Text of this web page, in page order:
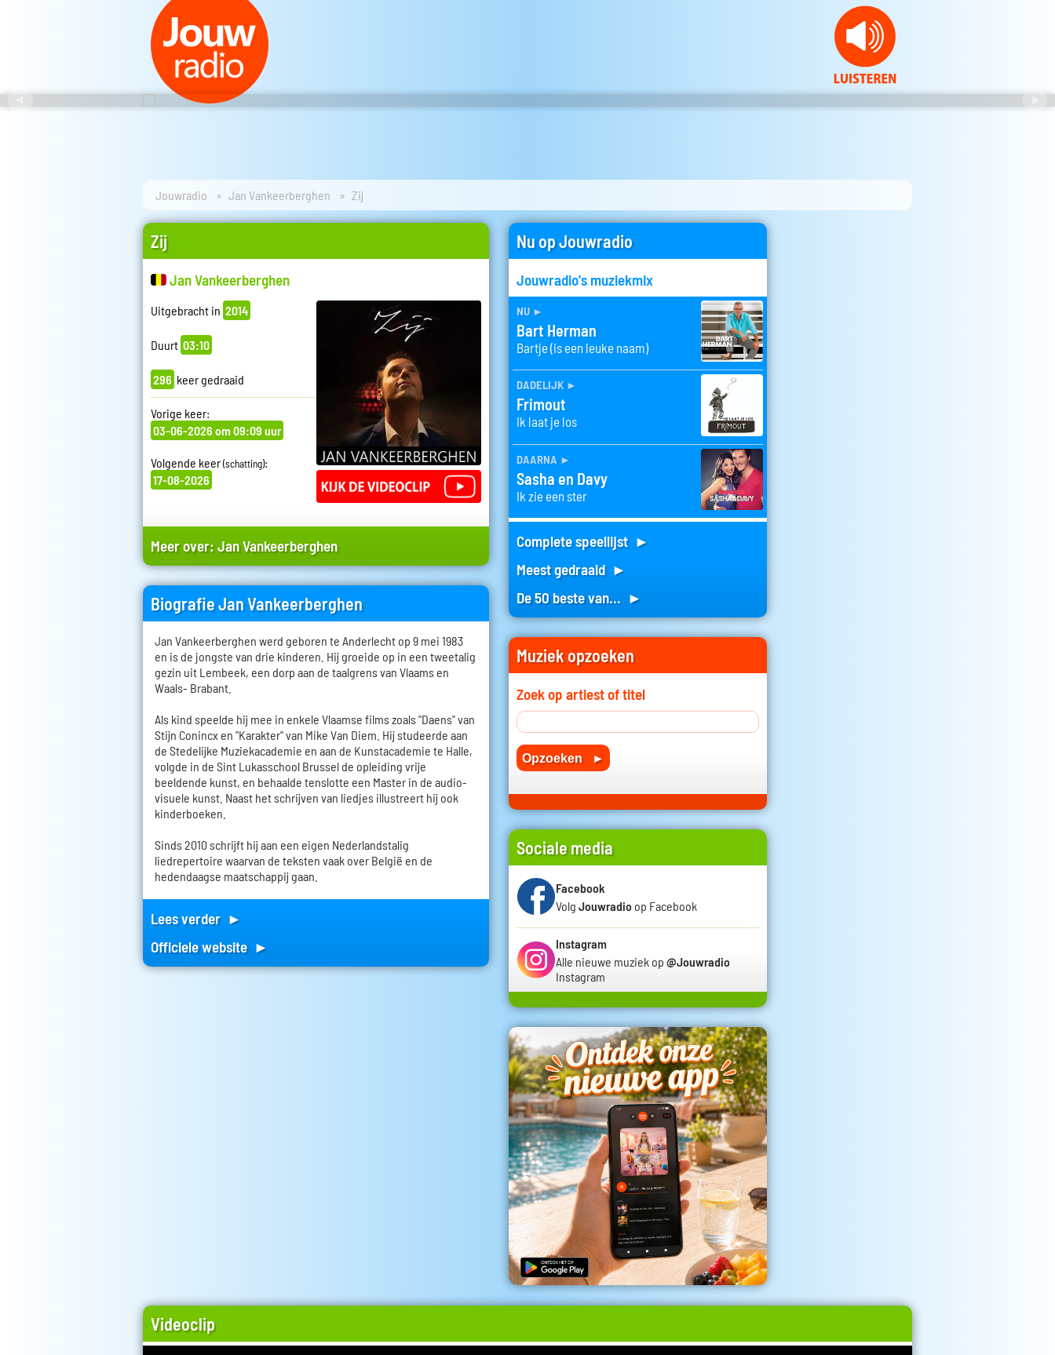
Jouwradio Jan Vankeerberghen Zij
Zij
Jan Vankeerberghen
Uitgebracht in 2014
Duurt 03:10
296 keer gedraaid
Vorige keer:
03-06-2026 om 09:09 uur
Volgende keer(schatting):
17-08-2026
Meer over:Jan Vankeerberghen
Biografie Jan Vankeerberghen
Jan Vankeerberghen werd geboren te Anderlecht op 9 mei 1983
en is de jongste van drie kinderen. Hij groeide op in een tweetalig
gezin uit Lembeek, een dorp aan de taalgrens van Vlaams en
Waals- Brabant.
Als kind speelde hij mee in enkele Vlaamse films zoals "Daens" van
Stijn Conincx en "Karakter" van Mike Van Diem. Hij studeerde aan
de Stedelijke Muziekacademie en aan de Kunstacademie te Halle,
volgde in de Sint Lukasschool Brussel de opleiding vrije
beeldende kunst, en behaalde tenslotte een Master in de audio-
visuele kunst. Naast het schrijven van liedjes illustreert hij ook
kinderboeken.
Sinds 2010 schrijft hij aan een eigen Nederlandstalig
liedrepertoire waarvan de teksten vaak over België en de
hedendaagse maatschappij gaan.
Lees verder ►
Officiele website ►
Nu op Jouwradio
Jouwradio's muziekmix
nu ►
Bart Herman
Bartje (is een leuke naam)
dadelijk ►
Frimout
Ik laat je los
daarna ►
Sasha en Davy
Ik zie een ster
Complete speellijst ►
Meest gedraaid ►
De 50 beste van... ►
Muziek opzoeken
Zoek op artiest of titel
Sociale media
Facebook
Volg Jouwradio op Facebook
Instagram
Alle nieuwe muziek op @Jouwradio
Instagram
Videoclip